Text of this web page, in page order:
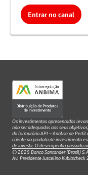
Entrar no canal
Os investimentos apresentados
não ser adequados aos seus
do formulário API – Análise de Perfil
cliente ao produto de investimento
de investir. O desempenho passado
© 2025 Banco Santander (Brasil)
Av. Presidente Juscelino